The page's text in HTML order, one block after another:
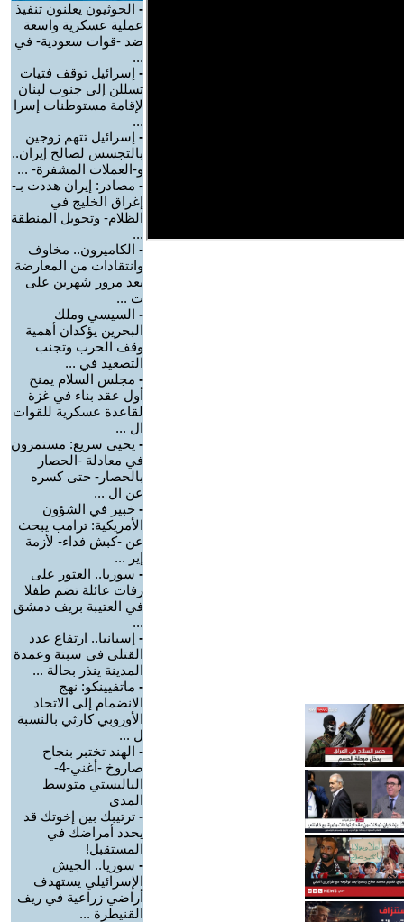
- الحوثيون يعلنون تنفيذ
عملية عسكرية واسعة
ضد -قوات سعودية- في
...
- إسرائيل توقف فتيات
تسللن إلى جنوب لبنان
لإقامة مستوطنات إسرا
...
- إسرائيل تتهم زوجين
بالتجسس لصالح إيران..
و-العملات المشفرة- ...
- مصادر: إيران هددت بـ-
إغراق الخليج في
الظلام- وتحويل المنطقة
...
- الكاميرون.. مخاوف
وانتقادات من المعارضة
بعد مرور شهرين على
ت ...
- السيسي وملك
البحرين يؤكدان أهمية
وقف الحرب وتجنب
التصعيد في ...
- مجلس السلام يمنح
أول عقد بناء في غزة
لقاعدة عسكرية للقوات
ال ...
- يحيى سريع: مستمرون
في معادلة -الحصار
بالحصار- حتى كسره
عن ال ...
- خبير في الشؤون
الأمريكية: ترامب يبحث
عن -كبش فداء- لأزمة
إير ...
- سوريا.. العثور على
رفات عائلة تضم طفلا
في العتيبة بريف دمشق
...
- إسبانيا.. ارتفاع عدد
القتلى في سبتة وعمدة
المدينة ينذر بحالة ...
- ماتفيينكو: نهج
الانضمام إلى الاتحاد
الأوروبي كارثي بالنسبة
ل ...
- الهند تختبر بنجاح
صاروخ -أغني-4-
الباليستي متوسط
المدى
- ترتيبك بين إخوتك قد
يحدد أمراضك في
المستقبل!
- سوريا.. الجيش
الإسرائيلي يستهدف
أراضي زراعية في ريف
القنيطرة ...